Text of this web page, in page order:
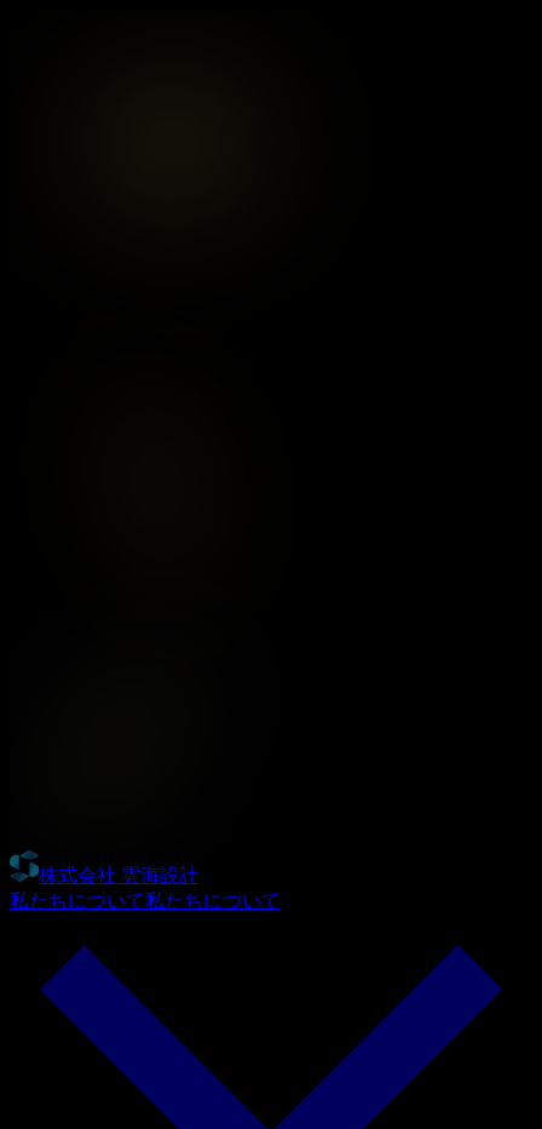
株式会社 雲海設計
私たちについて私たちについて